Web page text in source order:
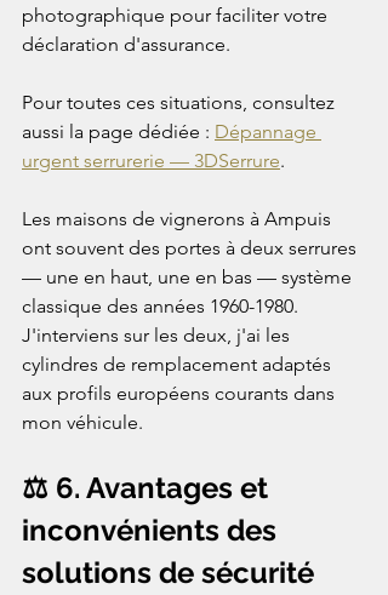
photographique pour faciliter votre
déclaration d'assurance.
Pour toutes ces situations, consultez
aussi la page dédiée : Dépannage
urgent serrurerie — 3DSerrure.
Les maisons de vignerons à Ampuis
ont souvent des portes à deux serrures
— une en haut, une en bas — système
classique des années 1960-1980.
J'interviens sur les deux, j'ai les
cylindres de remplacement adaptés
aux profils européens courants dans
mon véhicule.
⚖️ 6. Avantages et
inconvénients des
solutions de sécurité